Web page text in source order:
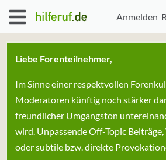
Anmelden
Liebe Forenteilnehmer,
Im Sinne einer respektvollen
Moderatoren künftig noch stärker
freundlicher Umgangston
wird. Unpassende Off-Topic
oder subtile bzw. direkte